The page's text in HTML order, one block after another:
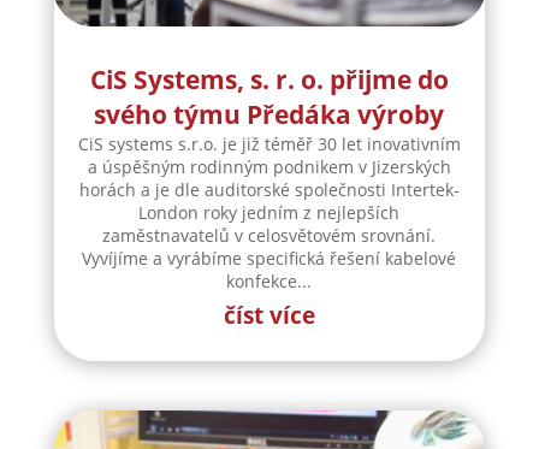
CiS Systems, s. r. o. přijme do
svého týmu Předáka výroby
CiS systems s.r.o. je již téměř 30 let inovativním
a úspěšným rodinným podnikem v Jizerských
horách a je dle auditorské společnosti Intertek-
London roky jedním z nejlepších
zaměstnavatelů v celosvětovém srovnání.
Vyvíjíme a vyrábíme specifická řešení kabelové
konfekce...
číst více